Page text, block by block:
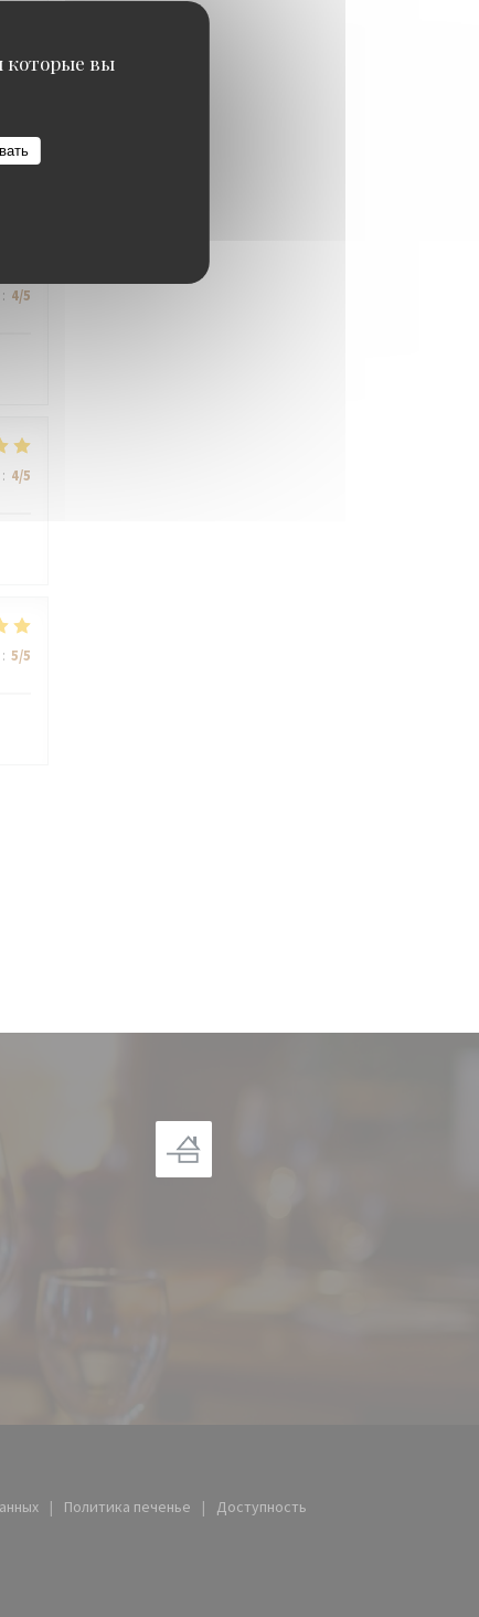
которые вы
: 4/5
: 4/5
: 5/5
в новом окне))
в новом окне))
Политика печенье
((открывается в новом окне))
Доступность